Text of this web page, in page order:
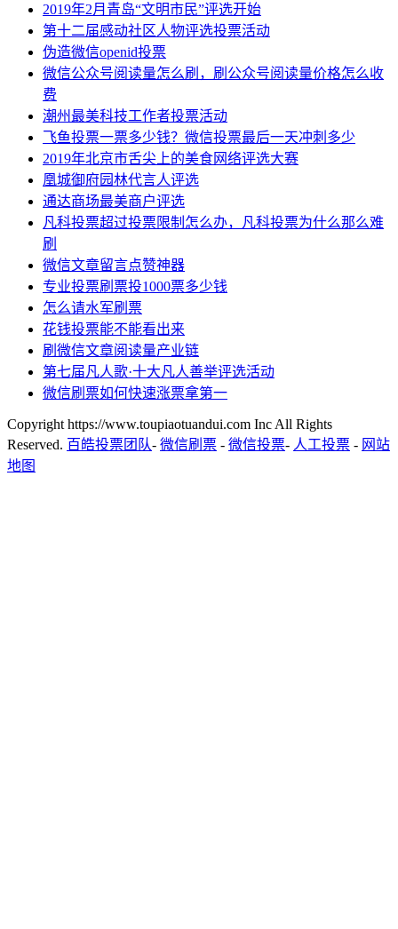
2019年2月青岛“文明市民”评选开始
第十二届感动社区人物评选投票活动
伪造微信openid投票
微信公众号阅读量怎么刷，刷公众号阅读量价格怎么收
费
潮州最美科技工作者投票活动
飞鱼投票一票多少钱？微信投票最后一天冲刺多少
2019年北京市舌尖上的美食网络评选大赛
凰城御府园林代言人评选
通达商场最美商户评选
凡科投票超过投票限制怎么办，凡科投票为什么那么难
刷
微信文章留言点赞神器
专业投票刷票投1000票多少钱
怎么请水军刷票
花钱投票能不能看出来
刷微信文章阅读量产业链
第七届凡人歌·十大凡人善举评选活动
微信刷票如何快速涨票拿第一
Copyright https://www.toupiaotuandui.com Inc All Rights
Reserved. 百皓投票团队- 微信刷票 - 微信投票- 人工投票 - 网站
地图